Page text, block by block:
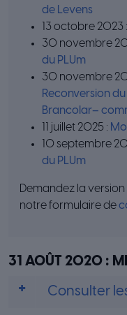
de Levens
13 octobre 2023 :
30 novembre
du PLUm
30 novembre
Reconversion du
Brancolar–
11 juillet 2025 :
10 septembre
du PLUm
Demandez la
notre formulaire de
31 AOÛT 2020 :
Consulter